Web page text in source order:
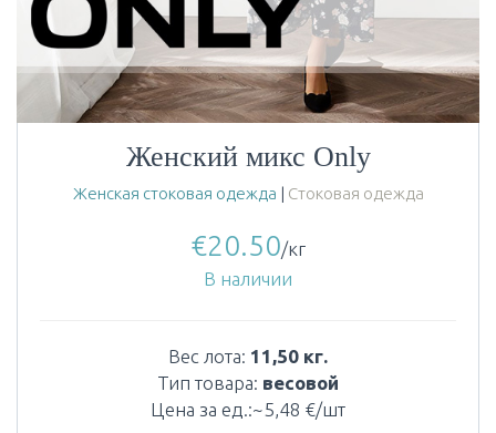
Женский микс Only
Женская стоковая одежда | Стоковая одежда
€20.50/кг
В наличии
Вес лота: 11,50 кг.
Тип товара: весовой
Цена за ед.:~5,48 €/шт